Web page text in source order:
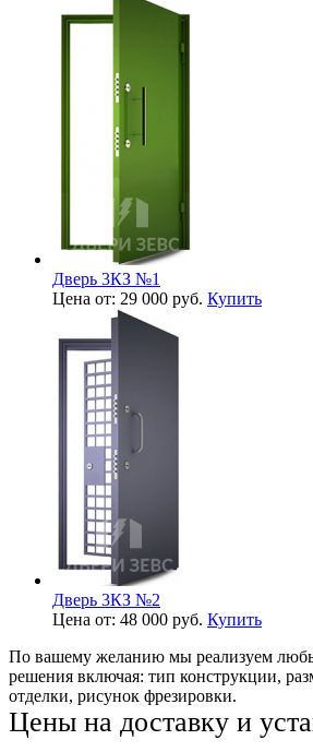
Дверь 3КЗ №1
Цена от: 29 000 руб. Купить
Дверь 3КЗ №2
Цена от: 48 000 руб. Купить
По вашему желанию мы реализуем
решения включая: тип конструкции,
отделки, рисунок фрезировки.
Цены на доставку и